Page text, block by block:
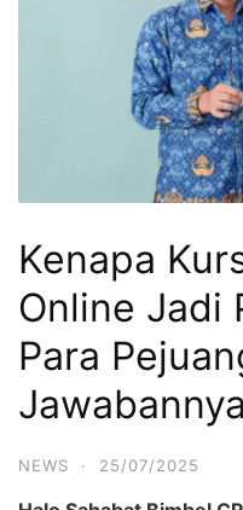
Kenapa
Online Jadi
Para
NEWS · 25/07/2025